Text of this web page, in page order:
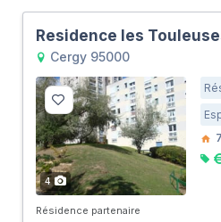
Residence les
Cergy 95000
4
Résidence partenaire